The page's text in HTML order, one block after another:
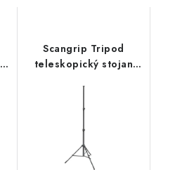
Scangrip Tripod
teleskopický stojan